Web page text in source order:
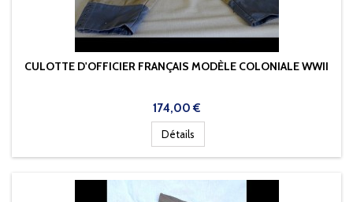
CULOTTE D'OFFICIER FRANÇAIS MODÈLE COLONIALE WWII
Prix
174,00 €
Détails